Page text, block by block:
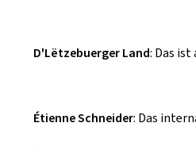
D'Lëtzebuerger Land: Das
Étienne Schneider: Das